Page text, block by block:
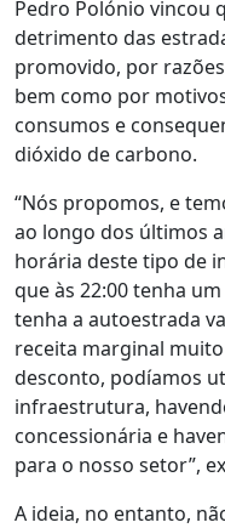
Pedro Polónio vincou
detrimento das
promovido, por
bem como por
consumos e
dióxido de carbono.
“Nós propomos, e
ao longo dos últimos
horária deste tipo de
que às 22:00 tenha
tenha a autoestrada
receita marginal
desconto, podíamos
infraestrutura,
concessionária e
para o nosso setor”,
A ideia, no entanto,